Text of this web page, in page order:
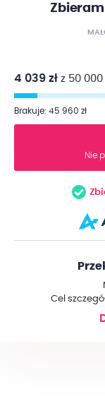
4 039 zł z 50 000
Brakuje: 45 960 zł
Nie
Cel